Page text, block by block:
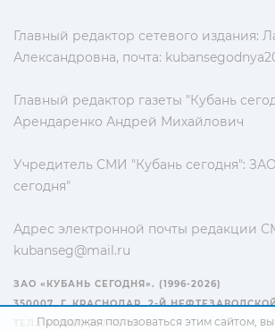
Главный редактор сетевого издания:
Александровна, почта:
Главный редактор газеты "Кубань
Арендаренко Андрей Михайлович
Учредитель СМИ "Кубань сегодня":
сегодня"
Адрес электронной почты редакции
kubanseg@mail.ru
ЗАО «КУБАНЬ СЕГОДНЯ». (1996-2026)
350007, Г. КРАСНОДАР, 2-Й
ТЕЛ.: +7(861) 267-15-15
Продолжая пользоваться этим сайтом,